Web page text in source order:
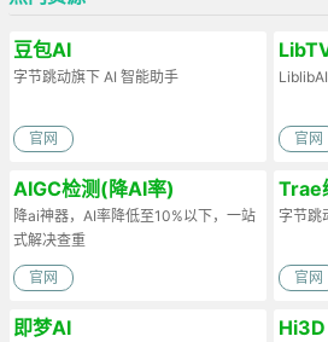
豆包AI
字节跳动旗下 AI 智能助手
官网 官网
AIGC检测(降AI率)
降ai神器，AI率降低至10%以下，一站
式解决查重
官网
Trae
字节跳
官网
即梦AI Hi3D